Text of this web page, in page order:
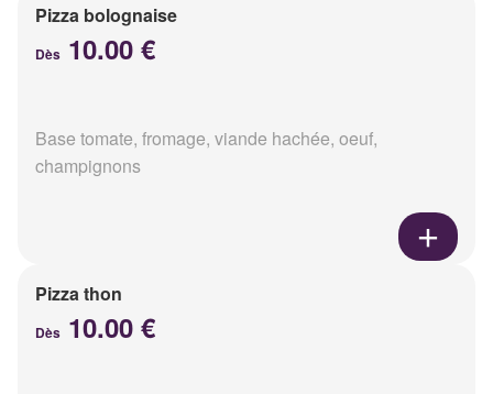
Pizza bolognaise
Dès 10.00 €
Base tomate, fromage, viande hachée, oeuf,
champignons
Pizza thon
Dès 10.00 €